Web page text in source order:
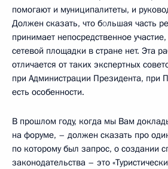
помогают и муниципалитеты, и
Должен сказать, что большая часть
принимает непосредственное
сетевой площадки в стране нет. Эта
отличается от таких экспертных
при Администрации Президента, при
есть особенности.
В прошлом году, когда мы Вам
на форуме, – должен сказать про
по которому был запрос, о создании
законодательства – это